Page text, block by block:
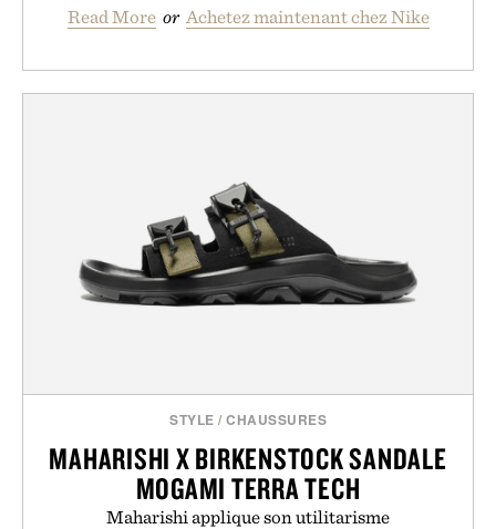
Read More or Achetez maintenant chez Nike
STYLE /CHAUSSURES
MAHARISHI X BIRKENSTOCK SANDALE
MOGAMI TERRA TECH
Maharishi applique son utilitarisme